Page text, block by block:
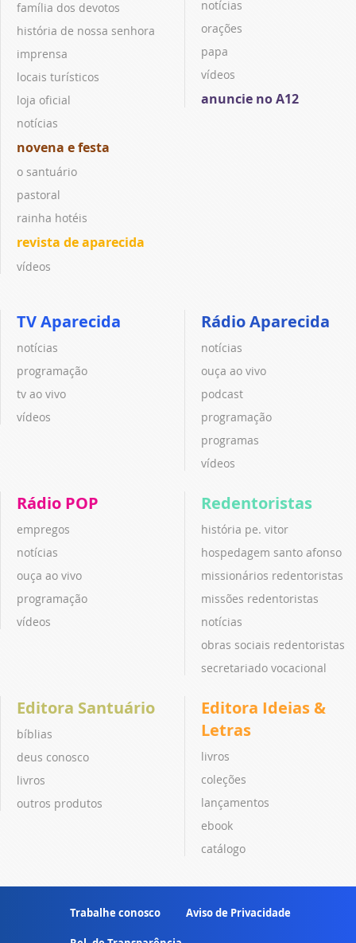
família dos devotos
história de nossa senhora
imprensa
locais turísticos
loja oficial
notícias
novena e festa
o santuário
pastoral
rainha hotéis
revista de aparecida
vídeos
notícias
orações
papa
vídeos
anuncie no A12
TV Aparecida
notícias
programação
tv ao vivo
vídeos
Rádio Aparecida
notícias
ouça ao vivo
podcast
programação
programas
vídeos
Rádio POP
empregos
notícias
ouça ao vivo
programação
vídeos
Redentoristas
história pe. vitor
hospedagem santo afonso
missionários redentoristas
missões redentoristas
notícias
obras sociais redentoristas
secretariado vocacional
Editora Santuário
bíblias
deus conosco
livros
outros produtos
Editora Ideias &
Letras
livros
coleções
lançamentos
ebook
catálogo
Trabalhe conosco Aviso de Privacidade